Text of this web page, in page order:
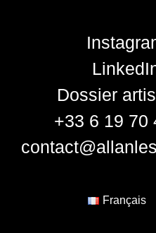
Dossier
+33 6 19 70
Français